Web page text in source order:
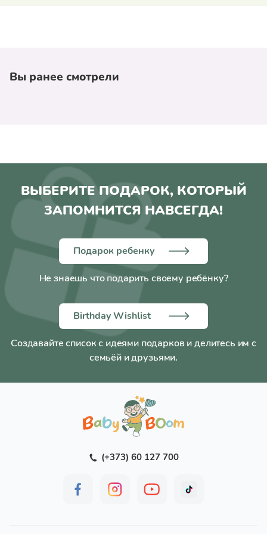
Вы ранее смотрели
ВЫБЕРИТЕ ПОДАРОК, КОТОРЫЙ
ЗАПОМНИТСЯ НАВСЕГДА!
Подарок ребенку
Не знаешь что подарить своему ребёнку?
Birthday Wishlist
Создавайте список с идеями подарков и делитесь им с
семьёй и друзьями.
(+373) 60 127 700